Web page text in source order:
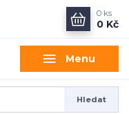
Menu
Hledat
0 ks
0 Kč